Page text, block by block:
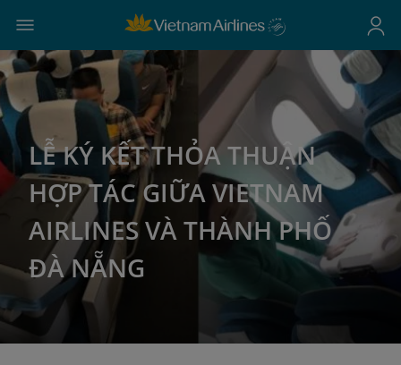
LỄ KÝ KẾT THỎA THUẬN
HỢP TÁC GIỮA VIETNAM
AIRLINES VÀ THÀNH PHỐ
ĐÀ NẴNG